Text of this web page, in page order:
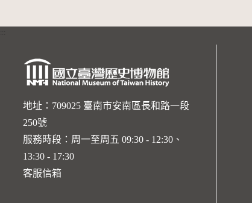
地址：709025 臺南市安南區長和路一段
250號
服務時段：周一至周五 09:30 - 12:30、
13:30 - 17:30
客服信箱